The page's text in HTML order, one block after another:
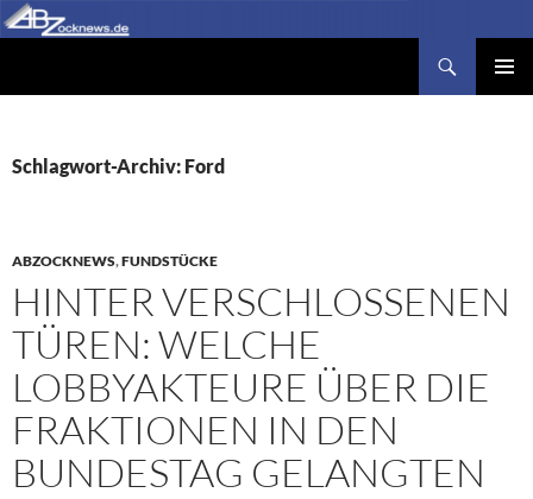
Zum
Inhalt
Schlagwort-Archiv: Ford
ABZOCKNEWS,FUNDSTÜCKE
HINTER VERSCHLOSSENEN
TÜREN: WELCHE
LOBBYAKTEURE ÜBER DIE
FRAKTIONEN IN DEN
BUNDESTAG GELANGTEN